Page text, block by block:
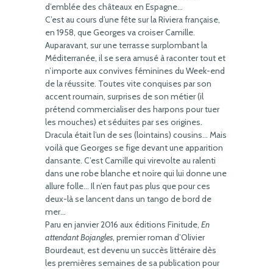
d’emblée des châteaux en Espagne…
C’est au cours d’une fête sur la Riviera française,
en 1958, que Georges va croiser Camille.
Auparavant, sur une terrasse surplombant la
Méditerranée, il se sera amusé à raconter tout et
n’importe aux convives féminines du Week-end
de la réussite. Toutes vite conquises par son
accent roumain, surprises de son métier (il
prétend commercialiser des harpons pour tuer
les mouches) et séduites par ses origines.
Dracula était l’un de ses (lointains) cousins… Mais
voilà que Georges se fige devant une apparition
dansante. C’est Camille qui virevolte au ralenti
dans une robe blanche et noire qui lui donne une
allure folle… Il n’en faut pas plus que pour ces
deux-là se lancent dans un tango de bord de
mer…
Paru en janvier 2016 aux éditions Finitude, En
attendant Bojangles, premier roman d’Olivier
Bourdeaut, est devenu un succès littéraire dès
les premières semaines de sa publication pour